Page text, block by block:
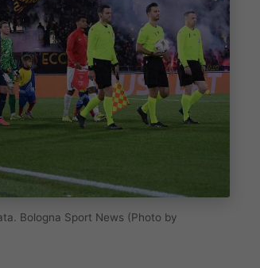
Bologna Sport News (Photo by